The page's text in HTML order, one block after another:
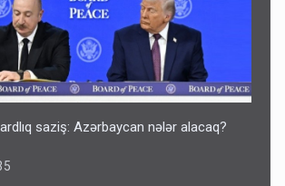
saziş: Azərbaycan nələr alacaq?